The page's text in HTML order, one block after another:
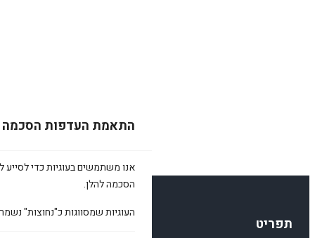
התאמת העדפות הסכמה
אנו משתמשים בעוגיות כדי לסייע
הסכמה להלן.
העוגיות שמסווגות כ"נחוצות"
תפריט